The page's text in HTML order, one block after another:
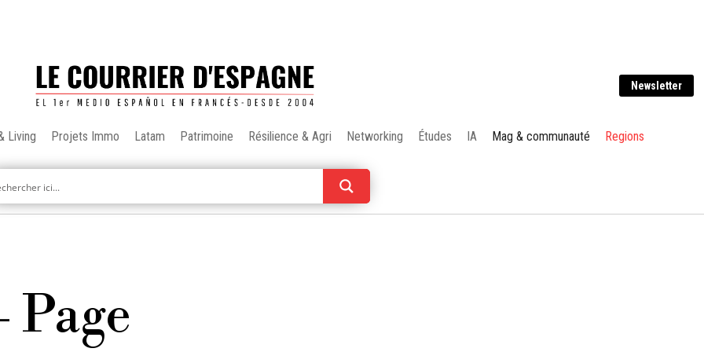
Newsletter
Living Projets Immo Latam Patrimoine Résilience & Agri Networking Études IA Mag & communauté Regions
Page